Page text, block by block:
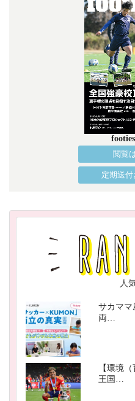
閲覧
定期送
人
サカママ
両…
【環境
王国…